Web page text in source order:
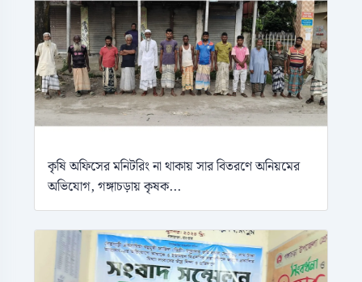
কৃষি অফিসের মনিটরিং না থাকায় সার বিতরণে অনিয়মের
অভিযোগ, গঙ্গাচড়ায় কৃষক...